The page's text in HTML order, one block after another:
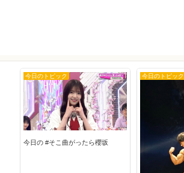
今日のトピック
今日の #そこ曲がったら櫻坂
今日のトピック